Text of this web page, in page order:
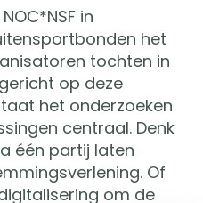
in
het
tochten in
op deze
het onderzoeken
centraal. Denk
één partij laten
Of
om de